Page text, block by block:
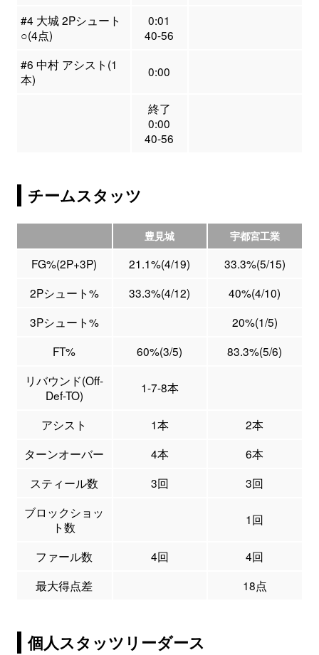
#4 大城 2Pシュート
○(4点)
0:01
40-56
#6 中村 アシスト(1
本)
0:00
終了
0:00
40-56
チームスタッツ
豊見城 宇都宮工業
FG%(2P+3P) 21.1%(4/19)
33.3%(5/15)
2Pシュート%
33.3%(4/12)
40%(4/10)
3Pシュート%
20%(1/5)
FT%
60%(3/5)
83.3%(5/6)
リバウンド(Off-
Def-TO)
1-7-8本
アシスト 1本
2本
ターンオーバー
4本
6本
スティール数
3回
3回
ブロックショッ
ト数
1回
ファール数 4回
4回
最大得点差
18点
個人スタッツリーダース